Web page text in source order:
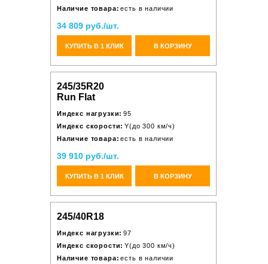
Наличие товара: есть в наличии
34 809 руб./шт.
КУПИТЬ В 1 КЛИК В КОРЗИНУ
245/35R20
Run Flat
Индекс нагрузки: 95
Индекс скорости: Y(до 300 км/ч)
Наличие товара: есть в наличии
39 910 руб./шт.
КУПИТЬ В 1 КЛИК В КОРЗИНУ
245/40R18
Индекс нагрузки: 97
Индекс скорости: Y(до 300 км/ч)
Наличие товара: есть в наличии